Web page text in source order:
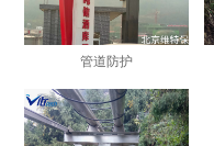
管道防护